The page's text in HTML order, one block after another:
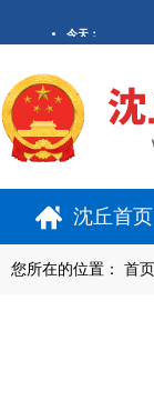
沈丘首页
您所在的位置： 首页